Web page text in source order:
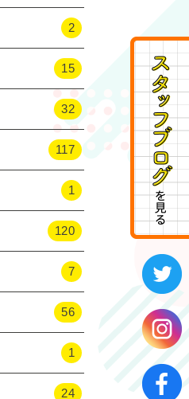
2
15
32
117
1
120
7
56
1
24